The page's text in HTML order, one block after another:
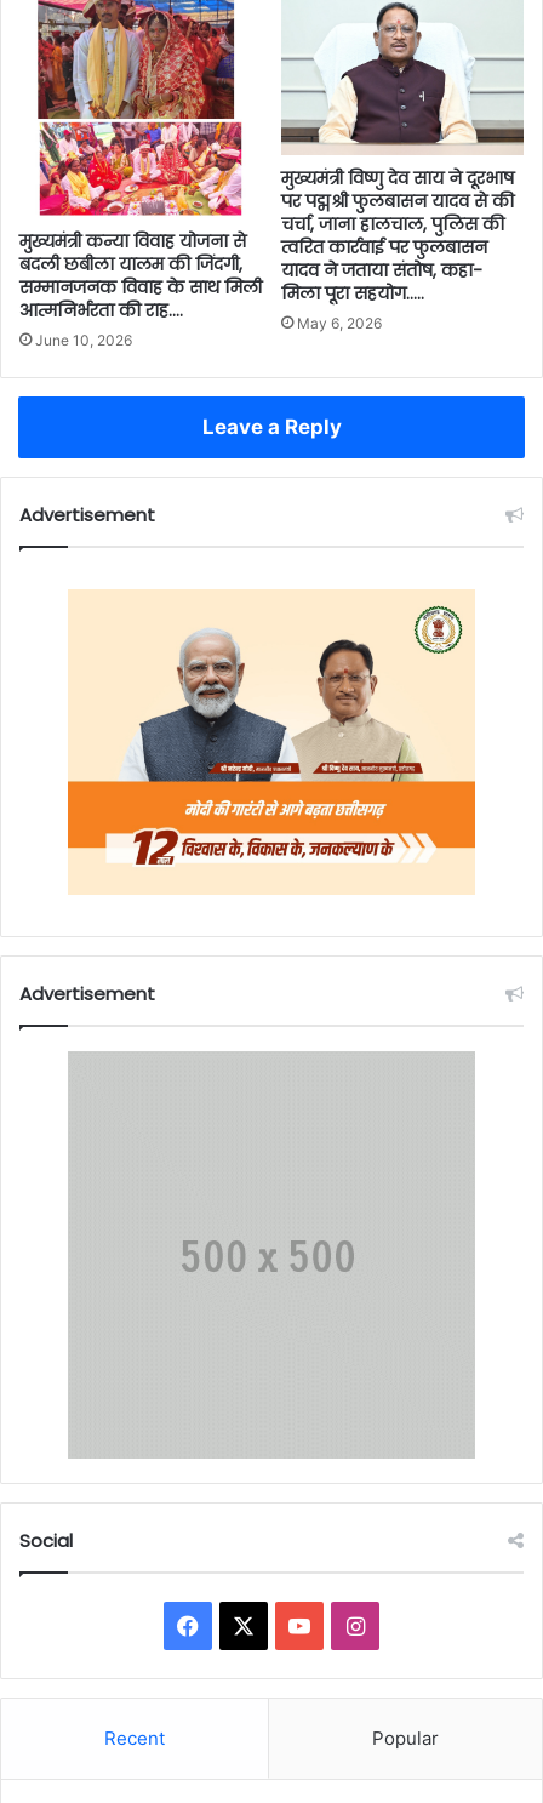
मुख्यमंत्री कन्या विवाह योजना से
बदली छबीला यालम की जिंदगी,
सम्मानजनक विवाह के साथ मिली
आत्मनिर्भरता की राह….
June 10, 2026
मुख्यमंत्री विष्णु देव साय ने दूरभाष
पर पद्मश्री फुलबासन यादव से की
चर्चा, जाना हालचाल, पुलिस की
त्वरित कार्रवाई पर फुलबासन
यादव ने जताया संतोष, कहा-
मिला पूरा सहयोग…..
May 6, 2026
Leave a Reply
Advertisement
Advertisement
Social
Facebook YouTubeInstagram
Recent Popular